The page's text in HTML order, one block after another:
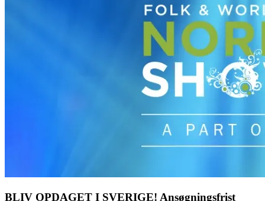
BLIV OPDAGET I SVERIGE! Ansøgningsfrist